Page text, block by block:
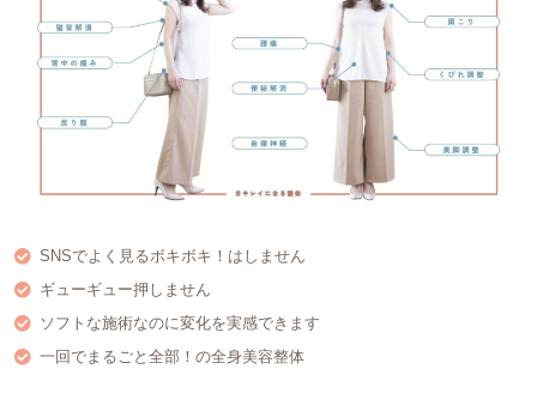
SNSでよく見るボキボキ！はしません
ギューギュー押しません
ソフトな施術なのに変化を実感できます
一回でまるごと全部！の全身美容整体